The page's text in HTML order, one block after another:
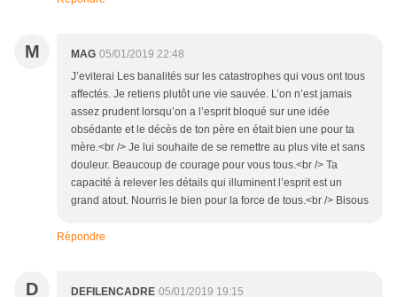
M MAG 05/01/2019 22:48
J’eviterai Les banalités sur les catastrophes qui vous ont tous
affectés. Je retiens plutôt une vie sauvée. L’on n’est jamais
assez prudent lorsqu’on a l’esprit bloqué sur une idée
obsédante et le décès de ton père en était bien une pour ta
mère.<br /> Je lui souhaite de se remettre au plus vite et sans
douleur. Beaucoup de courage pour vous tous.<br /> Ta
capacité à relever les détails qui illuminent l’esprit est un
grand atout. Nourris le bien pour la force de tous.<br /> Bisous
Répondre
D DEFILENCADRE 05/01/2019 19:15